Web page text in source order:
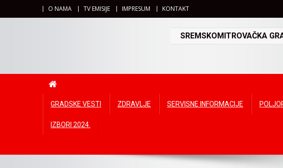
O NAMA TV EMISIJE IMPRESUM KONTAKT
SREMSKOMITROVAČKA
GRADSKE VESTI ZDRAVLJE SERVISNE INFORMACIJE
IZBORI 2024.